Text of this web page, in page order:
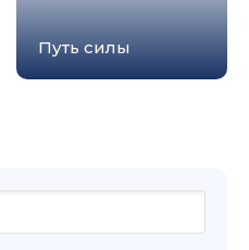
Путь силы